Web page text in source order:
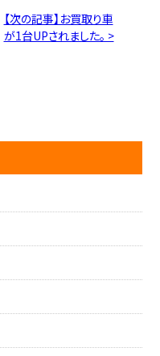
【次の記事】お買取り車
が1台UPされました。 >